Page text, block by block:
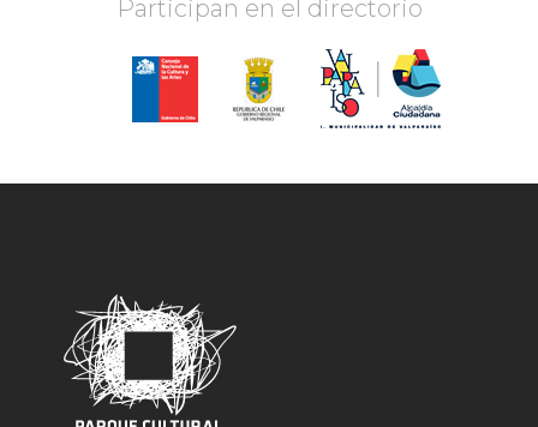
Participan en el directorio